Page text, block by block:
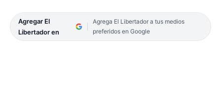
Agregar El
Libertador en
Agrega El Libertador a tus medios
preferidos en Google